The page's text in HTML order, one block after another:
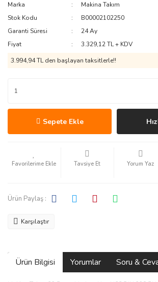
Marka
Makina Takım
Stok Kodu
B00002102250
Garanti Süresi
24 Ay
Fiyat
3.329,12 TL + KDV
3.994,94 TL den başlayan taksitlerle!!
Sepete Ekle
Tavsiye Et Yorum Yaz
Ürün Paylaş :
Karşılaştır
Ürün Bilgisi Yorumlar Soru &